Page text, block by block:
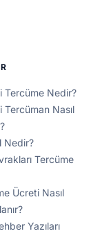
Tercüme Nedir?
Tercüman Nasıl
Nedir?
Tercüme
Ücreti Nasıl
Yazıları